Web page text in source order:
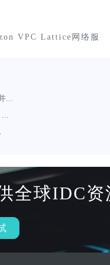
VPC Lattice网络服
...
...
全球IDC资